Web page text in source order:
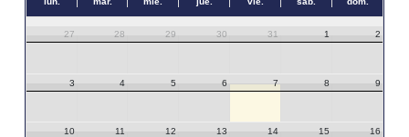
27 28 29 30 31 1 2
3 4 5 6 7 8 9
10 11 12 13 14 15 16